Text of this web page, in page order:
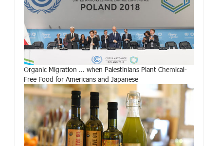
Organic Migration ... when Palestinians Plant Chemical-
Free Food for Americans and Japanese